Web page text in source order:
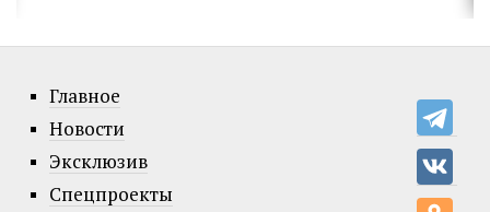
Главное
Новости
Эксклюзив
Спецпроекты